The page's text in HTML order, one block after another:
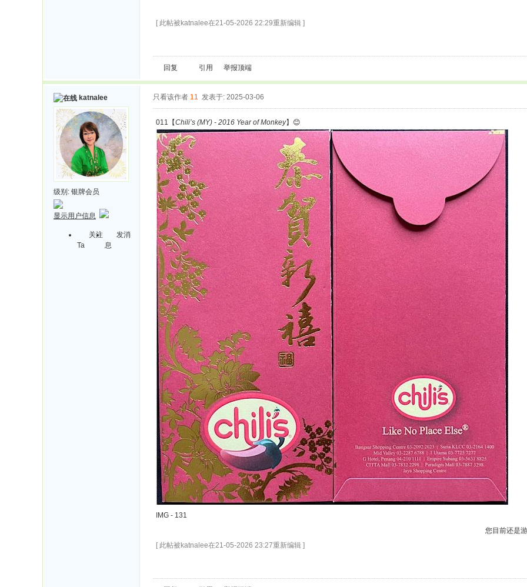
[ 此帖被katnalee在21-05-2026 22:29重新编辑 ]
回复 引用 举报顶端
katnalee
级别: 银牌会员
显示用户信息
关注
Ta
发消
息
只看该作者 11 发表于: 2025-03-06
011【Chili’s (MY) - 2016 Year of Monkey】😊
IMG - 131
[ 此帖被katnalee在21-05-2026 23:27重新编辑 ]
您目前还是